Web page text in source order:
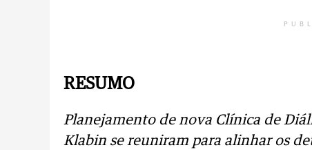
RESUMO
Planejamento de nova Clínica de
Klabin se reuniram para alinhar os